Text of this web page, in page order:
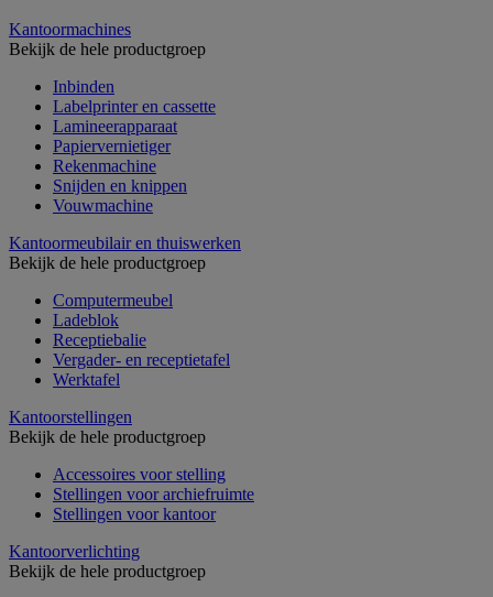
Kantoormachines
Bekijk de hele productgroep
Inbinden
Labelprinter en cassette
Lamineerapparaat
Papiervernietiger
Rekenmachine
Snijden en knippen
Vouwmachine
Kantoormeubilair en thuiswerken
Bekijk de hele productgroep
Computermeubel
Ladeblok
Receptiebalie
Vergader- en receptietafel
Werktafel
Kantoorstellingen
Bekijk de hele productgroep
Accessoires voor stelling
Stellingen voor archiefruimte
Stellingen voor kantoor
Kantoorverlichting
Bekijk de hele productgroep